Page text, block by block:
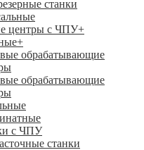
станки
центры с ЧПУ+
+
обрабатывающие
обрабатывающие
с ЧПУ
станки